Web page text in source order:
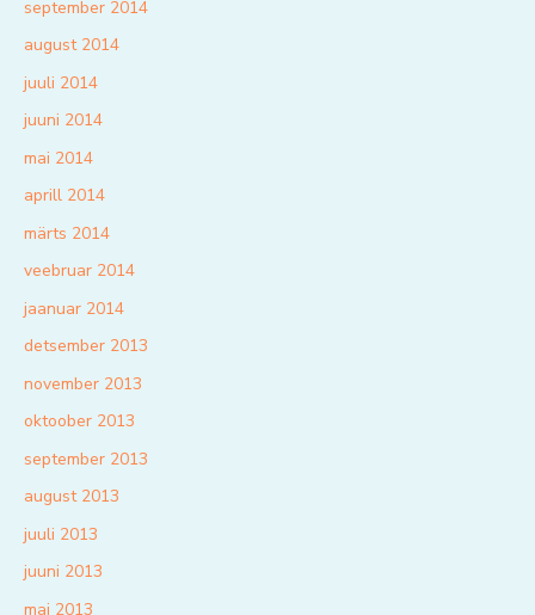
september 2014
august 2014
juuli 2014
juuni 2014
mai 2014
aprill 2014
märts 2014
veebruar 2014
jaanuar 2014
detsember 2013
november 2013
oktoober 2013
september 2013
august 2013
juuli 2013
juuni 2013
mai 2013